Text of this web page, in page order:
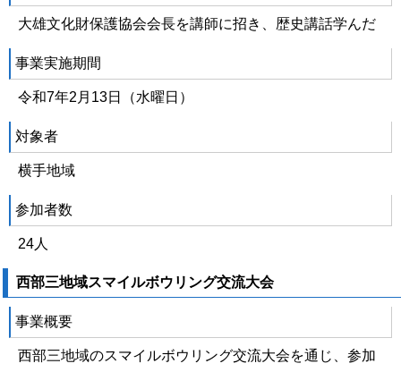
大雄文化財保護協会会長を講師に招き、歴史講話学んだ
事業実施期間
令和7年2月13日（水曜日）
対象者
横手地域
参加者数
24人
西部三地域スマイルボウリング交流大会
事業概要
西部三地域のスマイルボウリング交流大会を通じ、参加